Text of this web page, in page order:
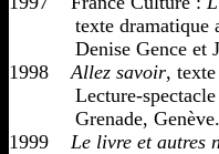
texte dramatique
Denise Gence
1998 Allez savoir,
Lecture-
            Grenade, Genève.
1999 Le livre et autres